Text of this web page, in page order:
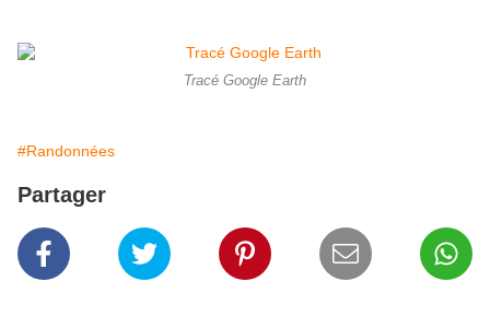
Tracé Google Earth
#Randonnées
Partager